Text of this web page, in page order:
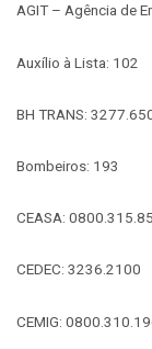
AGIT – Agência de
Auxílio à Lista: 102
BH TRANS:
Bombeiros: 193
CEASA:
CEDEC: 3236.2100
CEMIG: